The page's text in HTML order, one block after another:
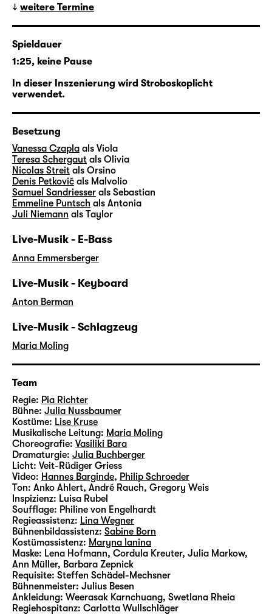
für die Gefühlswelten und
Lebenserfahrungen abertausender
Menschen. Wirklichkeit und Spiel, doppelte
Böden, Alter Egos und die Uneindeutigkeit
zwischen Gezeigtem und Gesehenem sind in
ihren Songs dabei ähnlich alltäglich wie in
„Was ihr wollt“.
In ihrer vierten Regiearbeit am Schauspiel
Leipzig verschränkt
Shakespeare-Klassiker mit Motiven, der
Ästhetik und natürlich etlichen Songs von
Taylor Swift und holt den elisabethanischen
Stoff so ins Hier und Jetzt auf die Große
Bühne.
weitere Termine
Spieldauer
1:25, keine Pause
In dieser Inszenierung wird Stroboskoplicht
verwendet.
Besetzung
Vanessa Czapla als Viola
Teresa Schergaut als Olivia
Nicolas Streit als Orsino
Denis Petković als Malvolio
Samuel Sandriesser als Sebastian
Emmeline Puntsch als Antonia
Juli Niemann als Taylor
Live-Musik - E-Bass
Anna Emmersberger
Live-Musik - Keyboard
Anton Berman
Live-Musik - Schlagzeug
Maria Moling
Team
Regie: Pia Richter
Bühne: Julia Nussbaumer
Kostüme: Lise Kruse
Musikalische Leitung: Maria Moling
Choreografie: Vasiliki Bara
Dramaturgie: Julia Buchberger
Licht: Veit-Rüdiger Griess
Video: Hannes Barginde, Philip Schroeder
Ton: Anko Ahlert, André Rauch, Gregory Weis
Inspizienz: Luisa Rubel
Soufflage: Philine von Engelhardt
Regieassistenz: Lina Wegner
Bühnenbildassistenz: Sabine Born
Kostümassistenz: Maryna Ianina
Maske: Lena Hofmann, Cordula Kreuter, Julia Markow,
Ann Müller, Barbara Zepnick
Requisite: Steffen Schädel-Mechsner
Bühnenmeister: Julius Besen
Ankleidung: Weerasak Karnchuang, Swetlana Rheia
Regiehospitanz: Carlotta Wullschläger